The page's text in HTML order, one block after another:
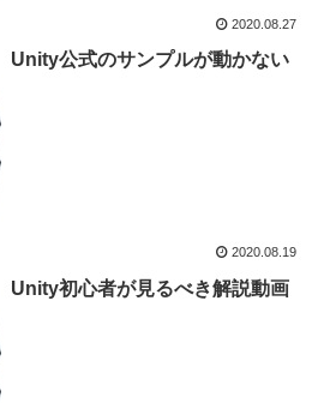
2020.08.27
Unity公式のサンプルが動かない
2020.08.19
Unity初心者が見るべき解説動画